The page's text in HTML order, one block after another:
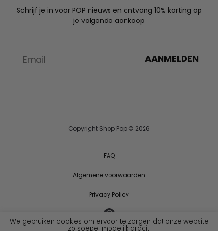
Schrijf je in voor POP nieuws en ontvang 10% korting op
je volgende aankoop
AANMELDEN
Copyright Shop Pop © 2026
FAQ
Algemene voorwaarden
Privacy Policy
We gebruiken cookies om ervoor te zorgen dat onze website
zo soepel mogelijk draait.